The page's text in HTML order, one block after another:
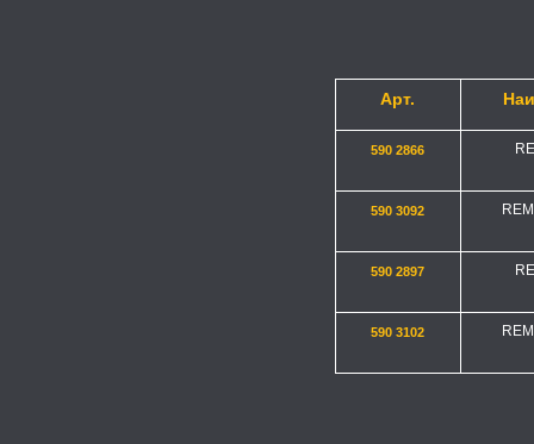
Арт.
590 2866
590 3092
590 2897
590 3102